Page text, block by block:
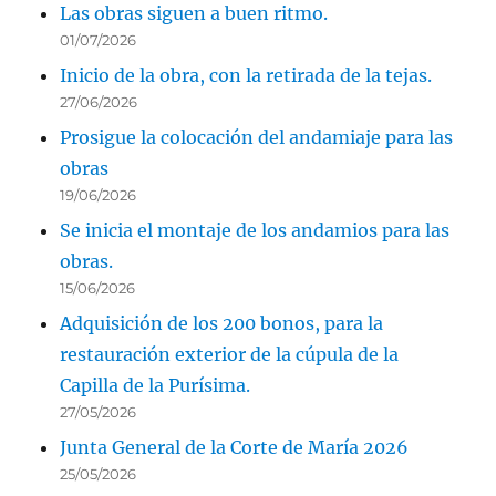
Las obras siguen a buen ritmo.
01/07/2026
Inicio de la obra, con la retirada de la tejas.
27/06/2026
Prosigue la colocación del andamiaje para las
obras
19/06/2026
Se inicia el montaje de los andamios para las
obras.
15/06/2026
Adquisición de los 200 bonos, para la
restauración exterior de la cúpula de la
Capilla de la Purísima.
27/05/2026
Junta General de la Corte de María 2026
25/05/2026